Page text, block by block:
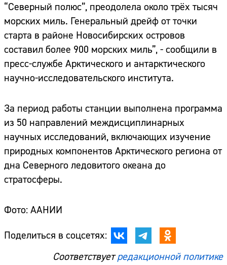
“Северный полюс”, преодолела около трёх тысяч
морских миль. Генеральный дрейф от точки
старта в районе Новосибирских островов
составил более 900 морских миль”, - сообщили в
пресс-службе Арктического и антарктического
научно-исследовательского института.
За период работы станции выполнена программа
из 50 направлений междисциплинарных
научных исследований, включающих изучение
природных компонентов Арктического региона от
дна Северного ледовитого океана до
стратосферы.
Фото: ААНИИ
Поделиться в соцсетях:
Соответствуетредакционной политике